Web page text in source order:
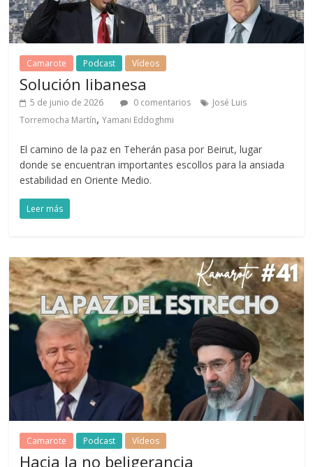
Camarote Podcast Vídeos
Solución libanesa
5 de junio de 2026 0 comentarios
José Luis
Torremocha Martín,Yamani Eddoghmi
El camino de la paz en Teherán pasa por Beirut, lugar
donde se encuentran importantes escollos para la ansiada
estabilidad en Oriente Medio.
Leer más
Camarote Podcast Vídeos
Hacia la no beligerancia